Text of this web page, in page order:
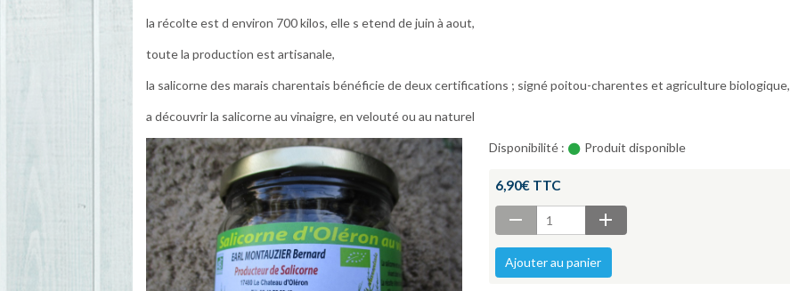
la récolte est d environ 700 kilos, elle s etend de juin à aout,
toute la production est artisanale,
la salicorne des marais charentais bénéficie de deux certifications ; signé poitou-charentes et agriculture biologique,
a découvrir la salicorne au vinaigre, en velouté ou au naturel
Disponibilité : Produit disponible
6,90€ TTC
Ajouter au panier